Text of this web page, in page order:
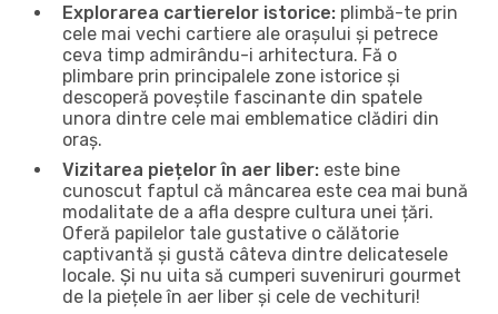
Explorarea cartierelor istorice: plimbă-te prin
cele mai vechi cartiere ale orașului și petrece
ceva timp admirându-i arhitectura. Fă o
plimbare prin principalele zone istorice și
descoperă poveștile fascinante din spatele
unora dintre cele mai emblematice clădiri din
oraș.
Vizitarea piețelor în aer liber: este bine
cunoscut faptul că mâncarea este cea mai bună
modalitate de a afla despre cultura unei țări.
Oferă papilelor tale gustative o călătorie
captivantă și gustă câteva dintre delicatesele
locale. Și nu uita să cumperi suveniruri gourmet
de la piețele în aer liber și cele de vechituri!